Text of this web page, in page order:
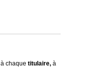
à chaque titulaire, à